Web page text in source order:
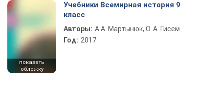
показать
обложку
Учебники Всемирная история 9
класс
Авторы: А.А. Мартынюк, О. А. Гисем
Год: 2017